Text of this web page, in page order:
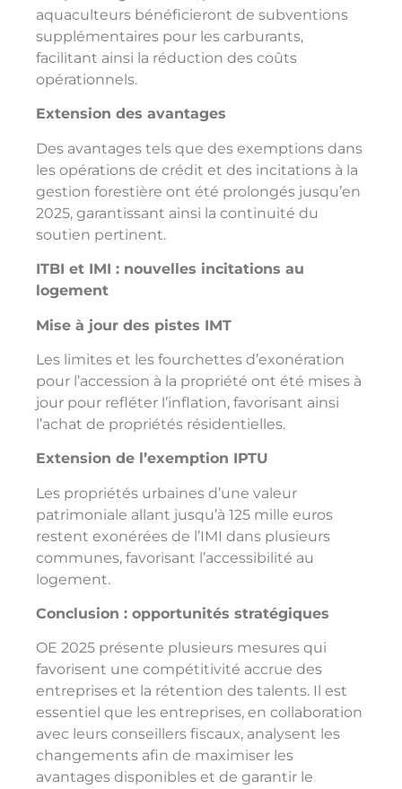
aquaculteurs bénéficieront de subventions
supplémentaires pour les carburants,
facilitant ainsi la réduction des coûts
opérationnels.
Extension des avantages
Des avantages tels que des exemptions dans
les opérations de crédit et des incitations à la
gestion forestière ont été prolongés jusqu’en
2025, garantissant ainsi la continuité du
soutien pertinent.
ITBI et IMI : nouvelles incitations au
logement
Mise à jour des pistes IMT
Les limites et les fourchettes d’exonération
pour l’accession à la propriété ont été mises à
jour pour refléter l’inflation, favorisant ainsi
l’achat de propriétés résidentielles.
Extension de l’exemption IPTU
Les propriétés urbaines d’une valeur
patrimoniale allant jusqu’à 125 mille euros
restent exonérées de l’IMI dans plusieurs
communes, favorisant l’accessibilité au
logement.
Conclusion : opportunités stratégiques
OE 2025 présente plusieurs mesures qui
favorisent une compétitivité accrue des
entreprises et la rétention des talents. Il est
essentiel que les entreprises, en collaboration
avec leurs conseillers fiscaux, analysent les
changements afin de maximiser les
avantages disponibles et de garantir le